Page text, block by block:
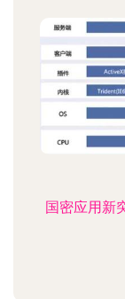
国密应用新